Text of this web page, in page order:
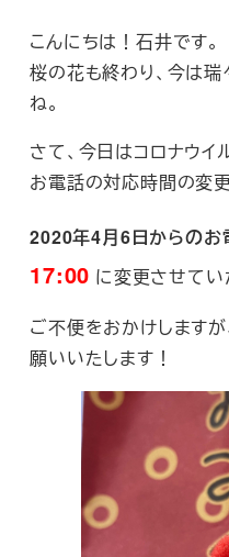
こんにちは！石井です。
桜の花も終わり、今は
ね。
さて、今日はコロナウ
お電話の対応時間の変
2020年4月6日からのお
17:00 に変更させてい
ご不便をおかけします
願いいたします！